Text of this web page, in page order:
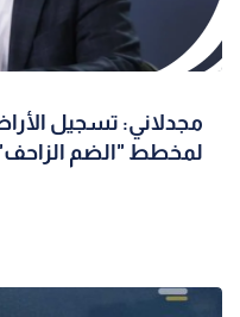
مجدلاني: تسجيل
لمخطط "الضم